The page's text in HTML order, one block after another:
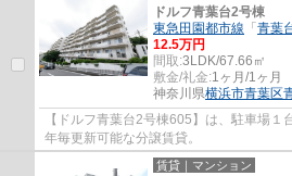
ドルフ青葉台2号棟
東急田園都市線 「 青葉
12.5万円
間取:3LDK/67.66㎡
敷金/礼金:1ヶ月/1ヶ月
神奈川県横浜市青葉区
【ドルフ青葉台2号棟605】は、駐車場
年毎更新可能な分譲賃貸。
賃貸｜マンション